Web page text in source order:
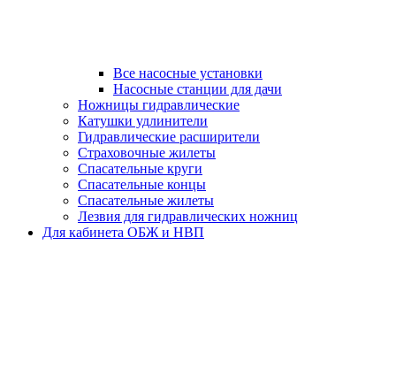
Все насосные установки
Насосные станции для дачи
Ножницы гидравлические
Катушки удлинители
Гидравлические расширители
Страховочные жилеты
Спасательные круги
Спасательные концы
Спасательные жилеты
Лезвия для гидравлических ножниц
Для кабинета ОБЖ и НВП